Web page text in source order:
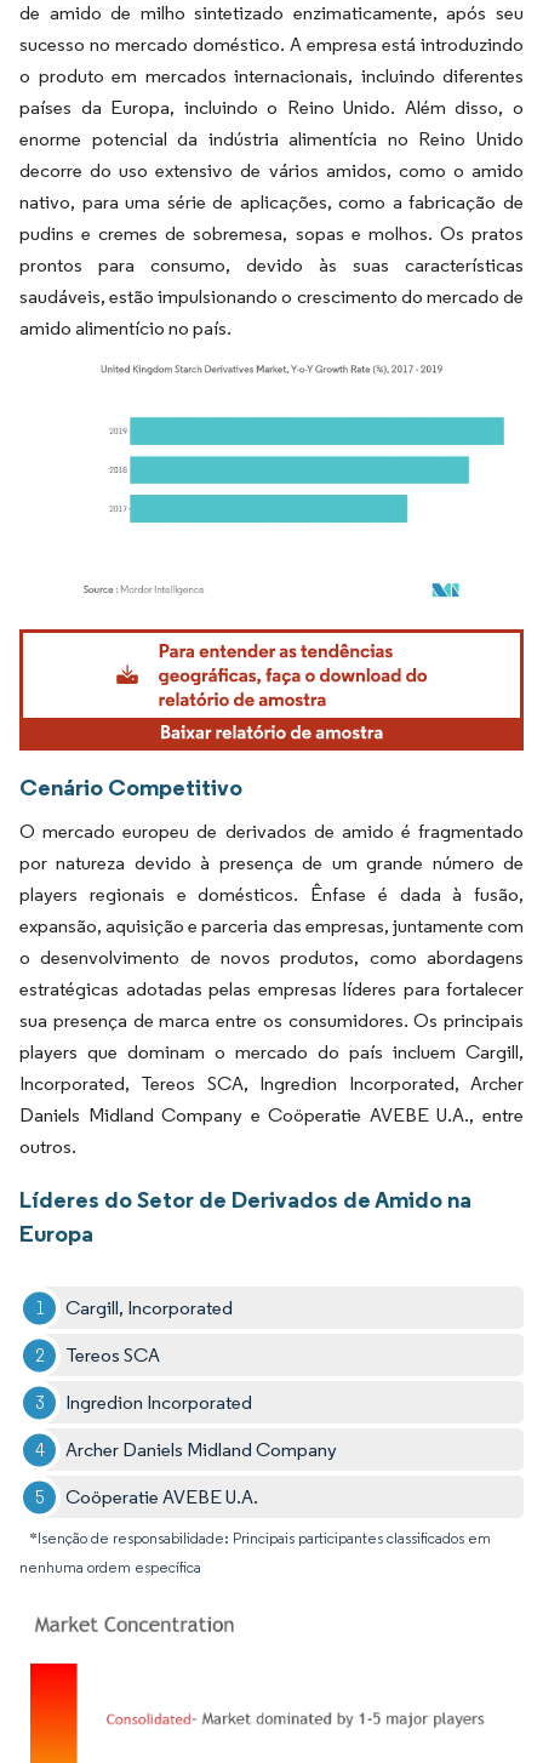
de amido de milho sintetizado enzimaticamente, após seu
sucesso no mercado doméstico. A empresa está introduzindo
o produto em mercados internacionais, incluindo diferentes
países da Europa, incluindo o Reino Unido. Além disso, o
enorme potencial da indústria alimentícia no Reino Unido
decorre do uso extensivo de vários amidos, como o amido
nativo, para uma série de aplicações, como a fabricação de
pudins e cremes de sobremesa, sopas e molhos. Os pratos
prontos para consumo, devido às suas características
saudáveis, estão impulsionando o crescimento do mercado de
amido alimentício no país.
Imagem © Mordor Intelligence. O reuso requer atribuição conforme CC BY 4.0.
Cenário Competitivo
O mercado europeu de derivados de amido é fragmentado
por natureza devido à presença de um grande número de
players regionais e domésticos. Ênfase é dada à fusão,
expansão, aquisição e parceria das empresas, juntamente com
o desenvolvimento de novos produtos, como abordagens
estratégicas adotadas pelas empresas líderes para fortalecer
sua presença de marca entre os consumidores. Os principais
players que dominam o mercado do país incluem Cargill,
Incorporated, Tereos SCA, Ingredion Incorporated, Archer
Daniels Midland Company e Coöperatie AVEBE U.A., entre
outros.
Líderes do Setor de Derivados de Amido na
Europa
Cargill, Incorporated
Tereos SCA
Ingredion Incorporated
Archer Daniels Midland Company
Coöperatie AVEBE U.A.
*Isenção de responsabilidade: Principais participantes classificados em
nenhuma ordem específica